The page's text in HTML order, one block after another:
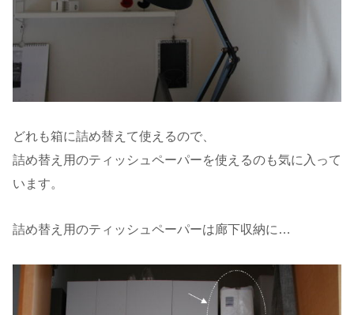
どれも箱に詰め替えて使えるので、
詰め替え用のティッシュペーパーを使えるのも気に入って
います。
詰め替え用のティッシュペーパーは廊下収納に…